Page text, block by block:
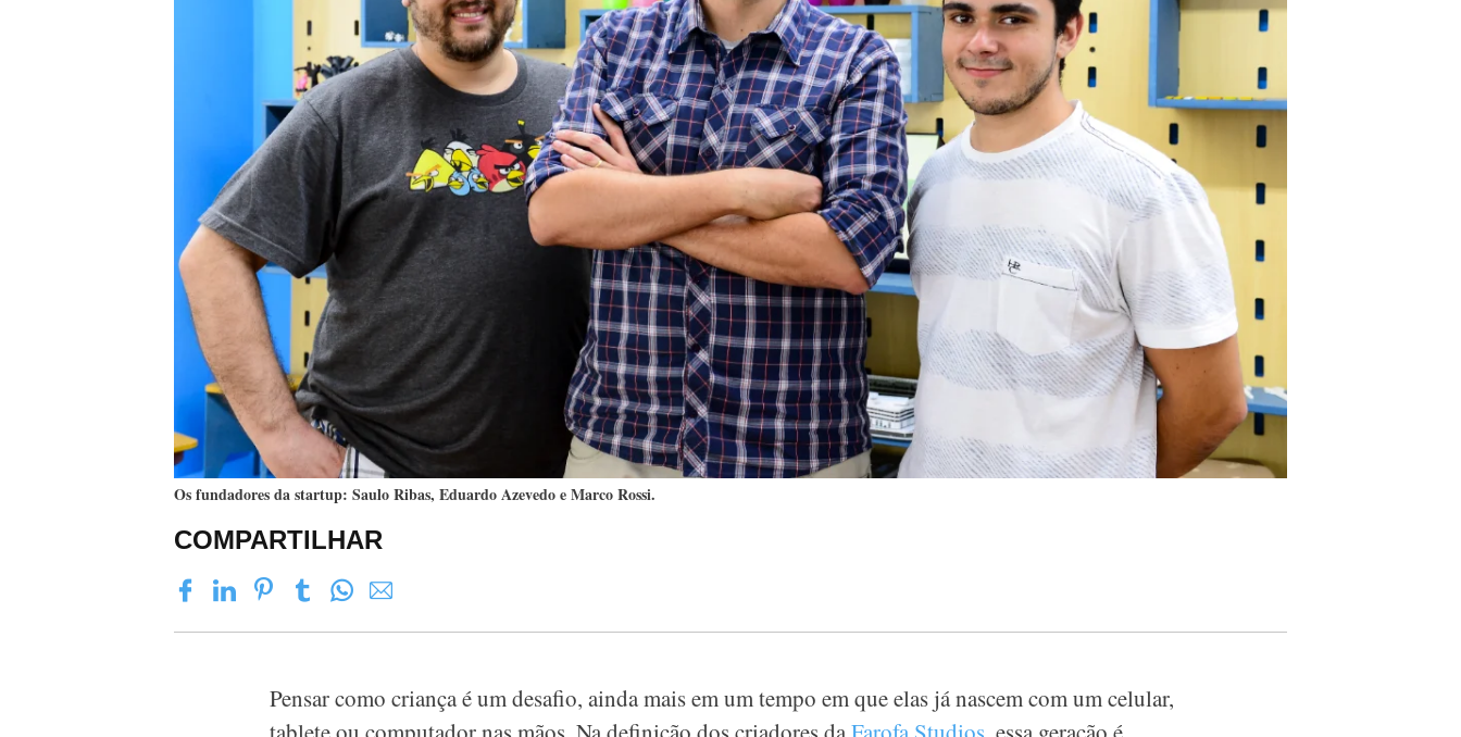
Os fundadores da startup: Saulo Ribas, Eduardo Azevedo e Marco Rossi.
COMPARTILHAR
Pensar como criança é um desafio, ainda mais em um tempo em que elas já nascem com um celular,